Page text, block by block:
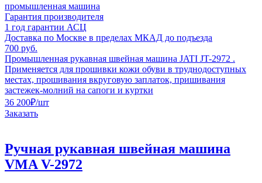
промышленная машина
Гарантия производителя
1 год гарантии АСЦ
Доставка по Москве в пределах МКАД до подъезда
700 руб.
Промышленная рукавная швейная машина JATI JT-2972 .
Применяется для прошивки кожи обуви в труднодоступных
местах, прошивания вкруговую заплаток, пришивания
застежек-молний на сапоги и куртки
36 200₽/шт
Заказать
Ручная рукавная швейная машина
VMA V-2972